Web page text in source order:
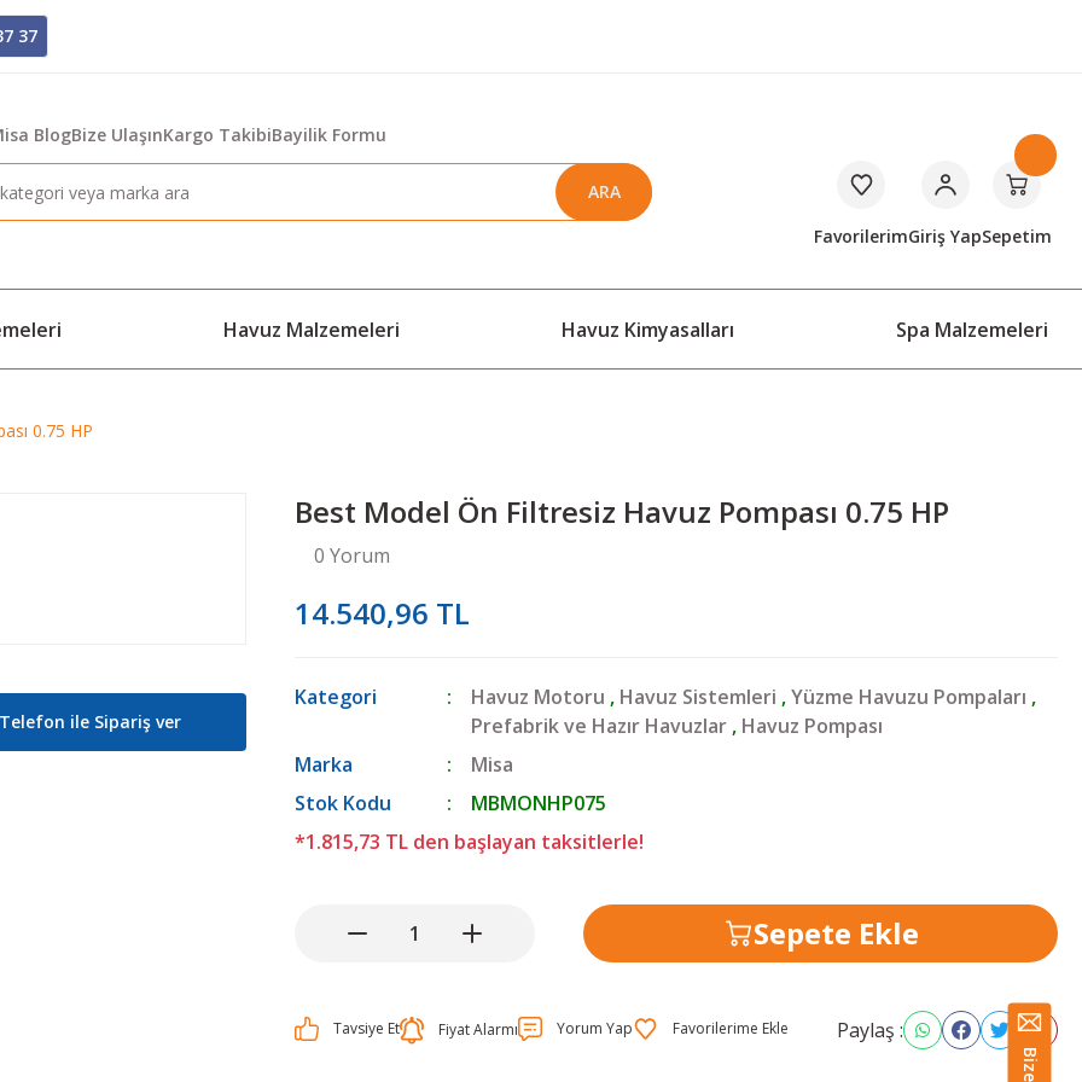
37
BlogBize UlaşınKargo TakibiBayilik Formu
ARA
FavorilerimGiriş YapSepetim
Havuz Malzemeleri Havuz Kimyasalları Spa Malzemeleri
0.75 HP
Telefon ile Sipariş ver
Best Model Ön Filtresiz Havuz Pompası 0.75 HP
0 Yorum
14.540,96 TL
Kategori Havuz Motoru , Havuz Sistemleri ,Yüzme Havuzu Pompaları ,
Prefabrik ve Hazır Havuzlar , Havuz Pompası
Marka
Misa
Stok Kodu
MBMONHP075
*1.815,73 TL den başlayan taksitlerle!
Sepete Ekle
Tavsiye Et Fiyat Alarmı Yorum Yap Paylaş :